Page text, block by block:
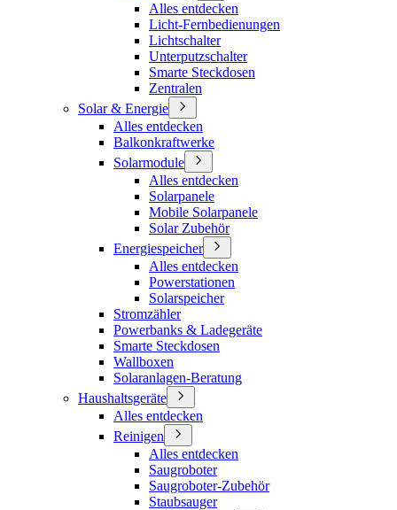
Alles entdecken
Licht-Fernbedienungen
Lichtschalter
Unterputzschalter
Smarte Steckdosen
Zentralen
Solar & Energie
Alles entdecken
Balkonkraftwerke
Solarmodule
Alles entdecken
Solarpanele
Mobile Solarpanele
Solar Zubehör
Energiespeicher
Alles entdecken
Powerstationen
Solarspeicher
Stromzähler
Powerbanks & Ladegeräte
Smarte Steckdosen
Wallboxen
Solaranlagen-Beratung
Haushaltsgeräte
Alles entdecken
Reinigen
Alles entdecken
Saugroboter
Saugroboter-Zubehör
Staubsauger